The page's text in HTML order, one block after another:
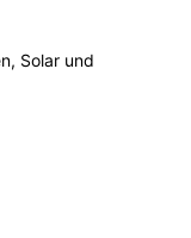
Solar und